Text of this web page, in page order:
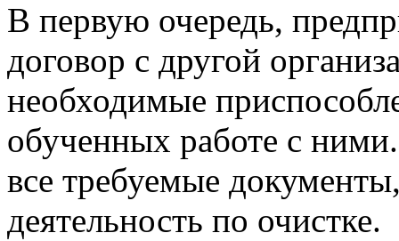
В первую очередь,
договор с другой
необходимые
обученных работе с
все требуемые
деятельность по очистке.